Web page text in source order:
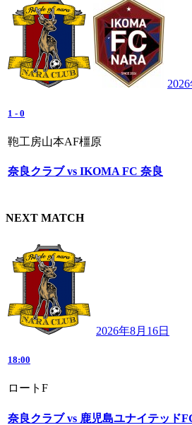
1 - 0
鞄工房山本AF橿原
奈良クラブ vs IKOMA FC 奈良
NEXT MATCH
2026年8月16日
18:00
ロートF
奈良クラブ vs 鹿児島ユナイテッド